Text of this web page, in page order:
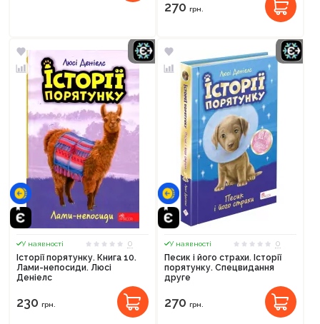
270 грн.
У наявності
0
Історії порятунку. Книга 10.
Лами-непосиди. Люсі
Деніелс
230 грн.
У наявності
0
Песик і його страхи. Історії
порятунку. Спецвидання
друге
270 грн.
Продовжити покупки
Оформити замовлення